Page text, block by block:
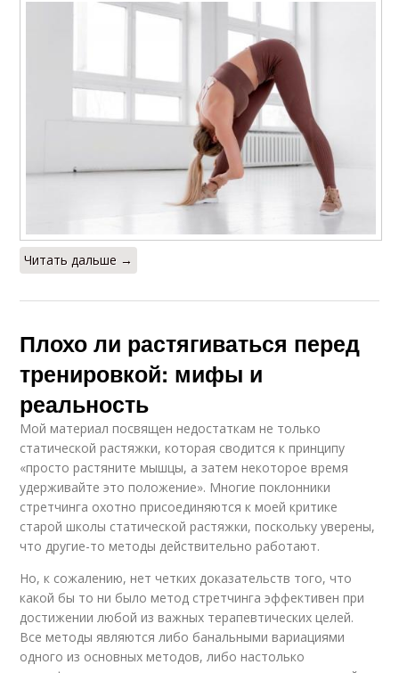
Читать дальше →
Плохо ли растягиваться перед
тренировкой: мифы и
реальность
Мой материал посвящен недостаткам не только
статической растяжки, которая сводится к принципу
«просто растяните мышцы, а затем некоторое время
удерживайте это положение». Многие поклонники
стретчинга охотно присоединяются к моей критике
старой школы статической растяжки, поскольку уверены,
что другие-то методы действительно работают.
Но, к сожалению, нет четких доказательств того, что
какой бы то ни было метод стретчинга эффективен при
достижении любой из важных терапевтических целей.
Все методы являются либо банальными вариациями
одного из основных методов, либо настолько